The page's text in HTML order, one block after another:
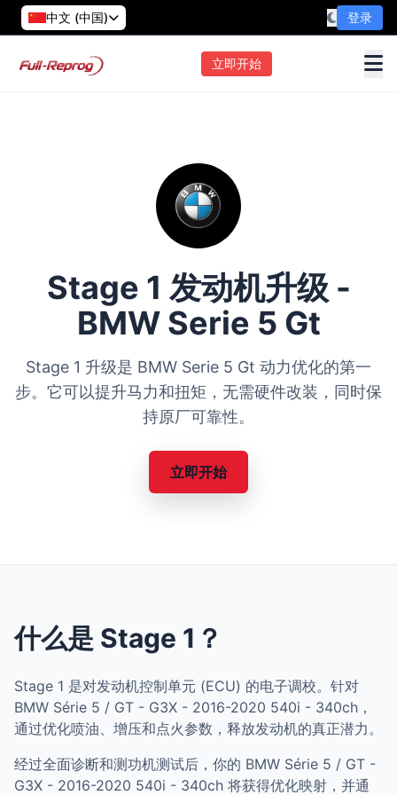
中文 (中国) 登录
立即开始
Stage 1 发动机升级 -
BMW Serie 5 Gt
Stage 1 升级是 BMW Serie 5 Gt 动力优化的第一
步。它可以提升马力和扭矩，无需硬件改装，同时保
持原厂可靠性。
立即开始
什么是 Stage 1？
Stage 1 是对发动机控制单元 (ECU) 的电子调校。针对
BMW Série 5 / GT - G3X - 2016-2020 540i - 340ch，
通过优化喷油、增压和点火参数，释放发动机的真正潜力。
经过全面诊断和测功机测试后，你的 BMW Série 5 / GT -
G3X - 2016-2020 540i - 340ch 将获得优化映射，并通